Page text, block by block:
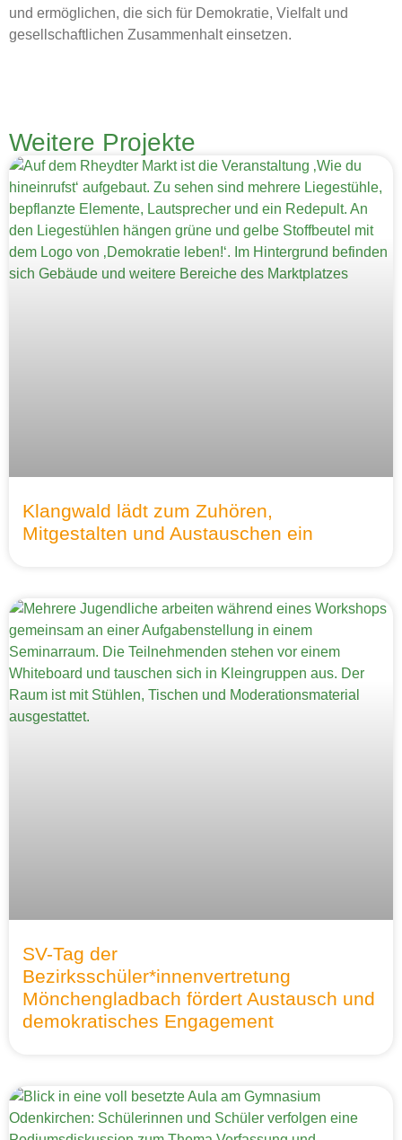
und ermöglichen, die sich für Demokratie, Vielfalt und
gesellschaftlichen Zusammenhalt einsetzen.
Weitere Projekte
Klangwald lädt zum Zuhören,
Mitgestalten und Austauschen ein
SV-Tag der
Bezirksschüler*innenvertretung
Mönchengladbach fördert Austausch und
demokratisches Engagement